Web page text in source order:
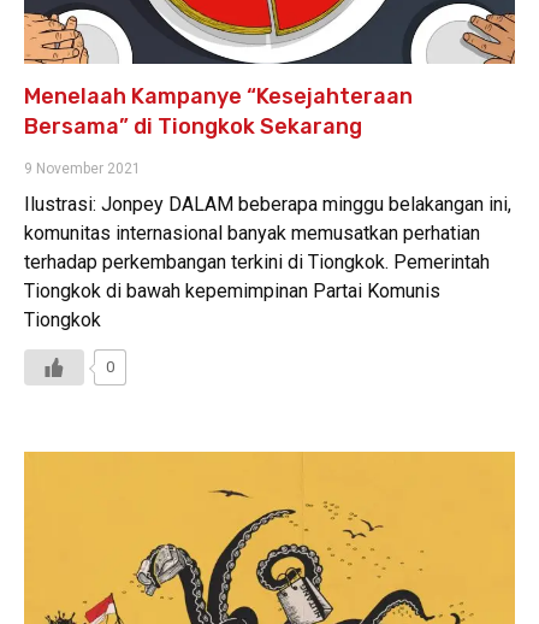
Menelaah Kampanye “Kesejahteraan
Bersama” di Tiongkok Sekarang
9 November 2021
Ilustrasi: Jonpey DALAM beberapa minggu belakangan ini,
komunitas internasional banyak memusatkan perhatian
terhadap perkembangan terkini di Tiongkok. Pemerintah
Tiongkok di bawah kepemimpinan Partai Komunis
Tiongkok
0